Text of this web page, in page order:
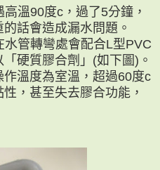
溫90度c， 過了5分鐘，
的話會造成漏水問題。
水管轉彎處會配合L型PVC
「硬質膠合劑」(如下圖)。
溫度為室溫， 超過60度c
， 甚至失去膠合功能，